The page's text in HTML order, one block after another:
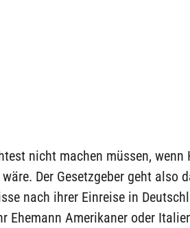
nicht machen müssen, wenn
Der Gesetzgeber geht also
nach ihrer Einreise in
Ehemann Amerikaner oder